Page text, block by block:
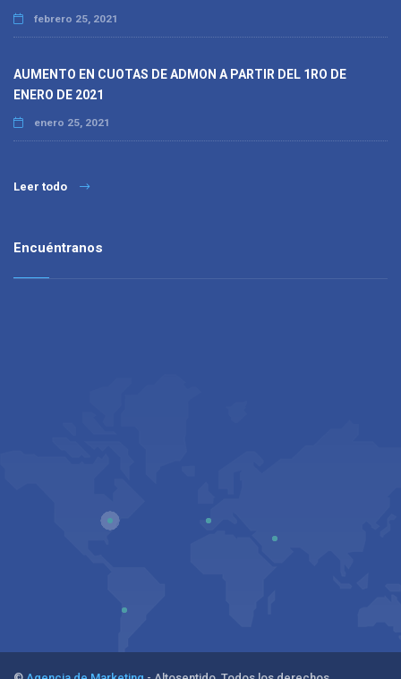
febrero 25, 2021
AUMENTO EN CUOTAS DE ADMON A PARTIR DEL 1RO DE
ENERO DE 2021
enero 25, 2021
Leer todo
Encuéntranos